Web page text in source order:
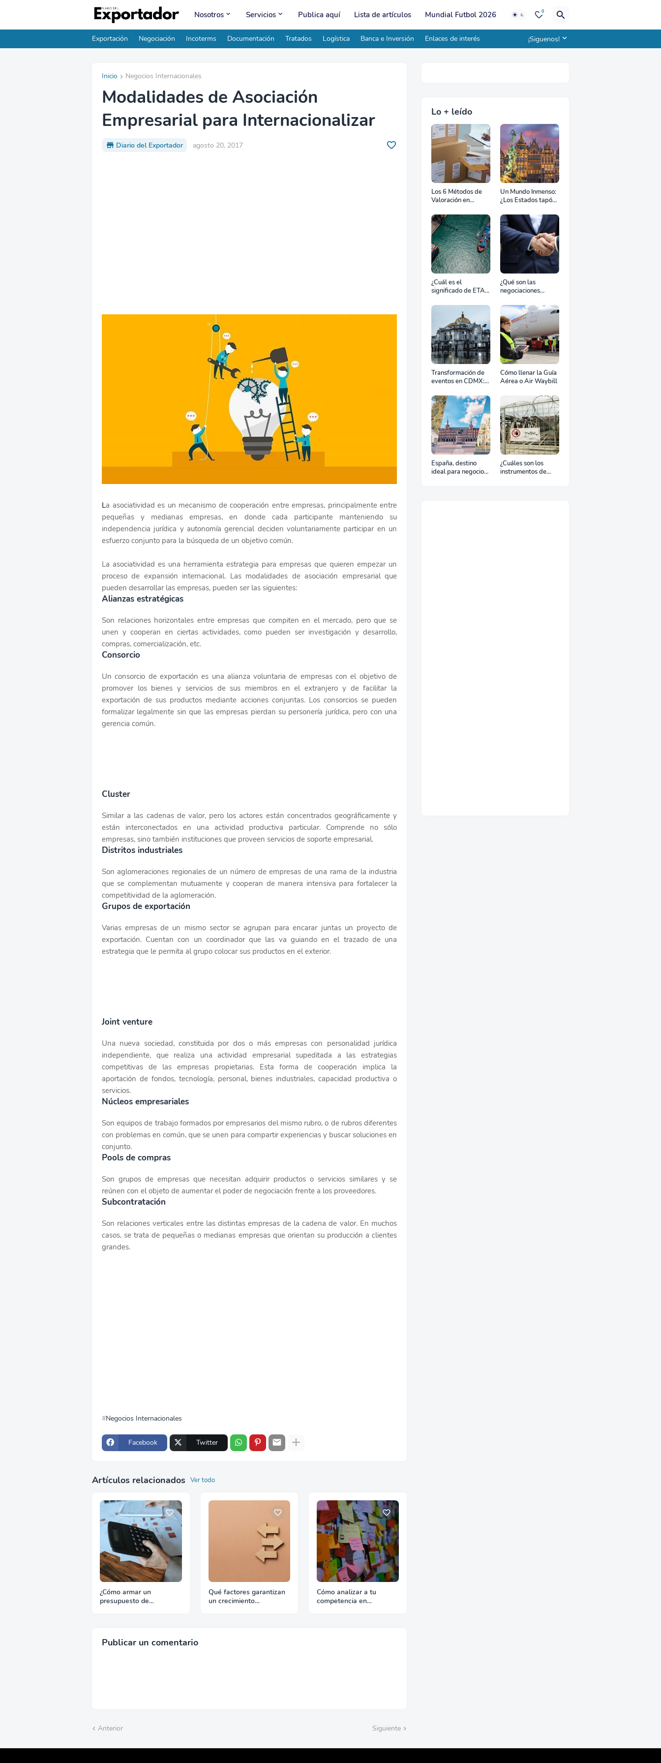
Nosotros Servicios Publica aquí Lista de artículos Mundial Futbol 2026 0
Exportación Negociación Incoterms Documentación Tratados Logística Banca e Inversión Enlaces de interés ¡Siguenos!
Inicio Negocios Internacionales
Modalidades de Asociación
Empresarial para Internacionalizar
Diario del Exportador agosto 20, 2017
La asociatividad es un mecanismo de cooperación entre empresas, principalmente entre
pequeñas y medianas empresas, en donde cada participante manteniendo su
independencia jurídica y autonomía gerencial deciden voluntariamente participar en un
esfuerzo conjunto para la búsqueda de un objetivo común.
La asociatividad es una herramienta estrategia para empresas que quieren empezar un
proceso de expansión internacional. Las modalidades de asociación empresarial que
pueden desarrollar las empresas, pueden ser las siguientes:
Alianzas estratégicas
Son relaciones horizontales entre empresas que compiten en el mercado, pero que se
unen y cooperan en ciertas actividades, como pueden ser investigación y desarrollo,
compras, comercialización, etc.
Consorcio
Un consorcio de exportación es una alianza voluntaria de empresas con el objetivo de
promover los bienes y servicios de sus miembros en el extranjero y de facilitar la
exportación de sus productos mediante acciones conjuntas. Los consorcios se pueden
formalizar legalmente sin que las empresas pierdan su personería jurídica, pero con una
gerencia común.
Cluster
Similar a las cadenas de valor, pero los actores están concentrados geográficamente y
están interconectados en una actividad productiva particular. Comprende no sólo
empresas, sino también instituciones que proveen servicios de soporte empresarial.
Distritos industriales
Son aglomeraciones regionales de un número de empresas de una rama de la industria
que se complementan mutuamente y cooperan de manera intensiva para fortalecer la
competitividad de la aglomeración.
Grupos de exportación
Varias empresas de un mismo sector se agrupan para encarar juntas un proyecto de
exportación. Cuentan con un coordinador que las va guiando en el trazado de una
estrategia que le permita al grupo colocar sus productos en el exterior.
Joint venture
Una nueva sociedad, constituida por dos o más empresas con personalidad jurídica
independiente, que realiza una actividad empresarial supeditada a las estrategias
competitivas de las empresas propietarias. Esta forma de cooperación implica la
aportación de fondos, tecnología, personal, bienes industriales, capacidad productiva o
servicios.
Núcleos empresariales
Son equipos de trabajo formados por empresarios del mismo rubro, o de rubros diferentes
con problemas en común, que se unen para compartir experiencias y buscar soluciones en
conjunto.
Pools de compras
Son grupos de empresas que necesitan adquirir productos o servicios similares y se
reúnen con el objeto de aumentar el poder de negociación frente a los proveedores.
Subcontratación
Son relaciones verticales entre las distintas empresas de la cadena de valor. En muchos
casos, se trata de pequeñas o medianas empresas que orientan su producción a clientes
grandes.
Negocios Internacionales
Facebook Twitter
Artículos relacionados Ver todo
¿Cómo armar un
presupuesto de
Qué factores garantizan
un crecimiento
Cómo analizar a tu
competencia en
Publicar un comentario
Anterior Siguiente
Lo + leído
Los 6 Métodos de
Valoración en
Un Mundo Inmenso:
¿Los Estados tapón,
o zona de combate?
¿Cuál es el
significado de ETA,
el transporte
marítimo?
¿Qué son las
negociaciones
Transformación de
eventos en CDMX:
profesional de
equipos define el
éxito de tu
celebración
Cómo llenar la Guía
Aérea o Air Waybill
España, destino
ideal para negocios
¿Cuáles son los
instrumentos de